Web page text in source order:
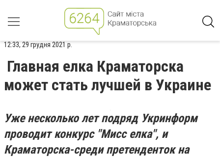
12:33, 29 грудня 2021 р.
Главная елка Краматорска
может стать лучшей в Украине
Уже несколько лет подряд Укринформ
проводит конкурс "Мисс елка", и
Краматорска-среди претенденток на